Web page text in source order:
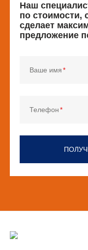
Наш
по стоимости,
сделает
предложение
Ваше имя
Телефон